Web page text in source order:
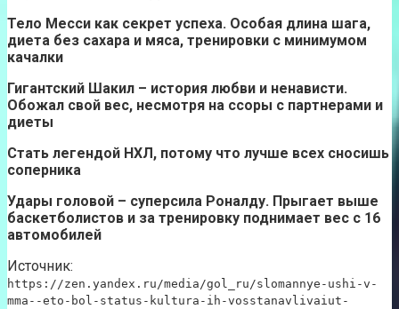
Тело Месси как секрет успеха. Особая длина шага,
диета без сахара и мяса, тренировки с минимумом
качалки
Гигантский Шакил – история любви и ненависти.
Обожал свой вес, несмотря на ссоры с партнерами и
диеты
Стать легендой НХЛ, потому что лучше всех сносишь
соперника
Удары головой – суперсила Роналду. Прыгает выше
баскетболистов и за тренировку поднимает вес с 16
автомобилей
Источник:
https://zen.yandex.ru/media/gol_ru/slomannye-ushi-v-
mma--eto-bol-status-kultura-ih-vosstanavlivaiut-